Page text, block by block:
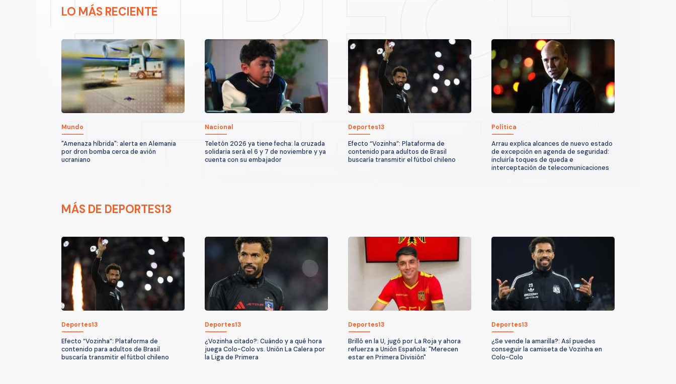
LO MÁS RECIENTE
Mundo
"Amenaza híbrida": alerta en Alemania
por dron bomba cerca de avión
ucraniano
Nacional
Teletón 2026 ya tiene fecha: la cruzada
solidaria será el 6 y 7 de noviembre y ya
cuenta con su embajador
Deportes13
Efecto “Vozinha”: Plataforma de
contenido para adultos de Brasil
buscaría transmitir el fútbol chileno
Política
Arrau explica alcances de nuevo estado
de excepción en agenda de seguridad:
incluiría toques de queda e
interceptación de telecomunicaciones
MÁS DE DEPORTES13
Deportes13
Efecto “Vozinha”: Plataforma de
contenido para adultos de Brasil
buscaría transmitir el fútbol chileno
Deportes13
¿Vozinha citado?: Cuándo y a qué hora
juega Colo-Colo vs. Unión La Calera por
la Liga de Primera
Deportes13
Brilló en la U, jugó por La Roja y ahora
refuerza a Unión Española: "Merecen
estar en Primera División"
Deportes13
¿Se vende la amarilla?: Así puedes
conseguir la camiseta de Vozinha en
Colo-Colo